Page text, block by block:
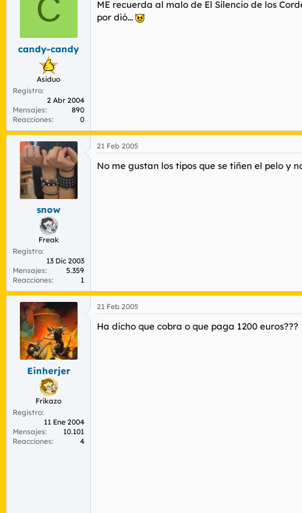
C
candy-candy
Asiduo
Registro
2 Abr 2004
Mensajes
890
Reacciones
0
ME recuerda al malo de El Silencio de los
por dió...
snow
Freak
Registro
13 Dic 2003
Mensajes
5.359
Reacciones
1
21 Feb 2005
No me gustan los tipos que se tiñen el pelo y
Einherjer
Frikazo
Registro
11 Ene 2004
Mensajes
10.101
Reacciones
4
21 Feb 2005
Ha dicho que cobra o que paga 1200 euros???